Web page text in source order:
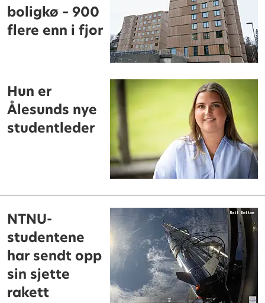
boligkø – 900
flere enn i fjor
Hun er
Ålesunds nye
studentleder
NTNU-
studentene
har sendt opp
sin sjette
rakett